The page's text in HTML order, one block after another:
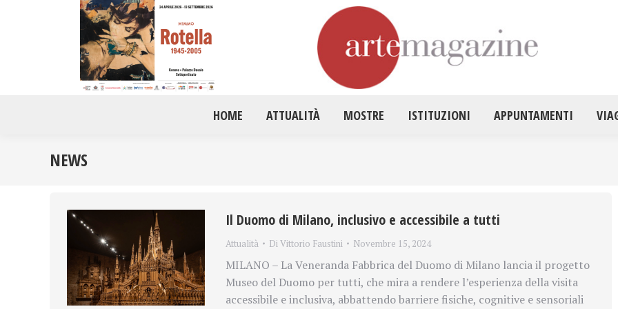
HOME ATTUALITÀ MOSTRE ISTITUZIONI APPUNTAMENTI
NEWS
Il Duomo di Milano, inclusivo e accessibile a tutti
Attualità Di Vittorio Faustini Novembre 15, 2024
MILANO – La Veneranda Fabbrica del Duomo di Milano lancia il progetto
Museo del Duomo per tutti, che mira a rendere l’esperienza della visita
accessibile e inclusiva, abbattendo barriere fisiche, cognitive e sensoriali
HOME